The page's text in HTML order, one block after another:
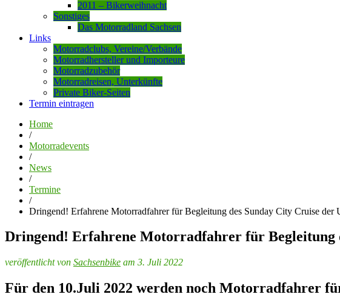
2011 – Bikerweihnacht
Sonstiges
Das Motorradland Sachsen
Links
Motorradclubs, Vereine/Verbände
Motorradhersteller und Importeure
Motorradzubehör
Motorradreisen, Unterkünfte
Private Biker-Seiten
Termin eintragen
Home
/
Motorradevents
/
News
/
Termine
/
Dringend! Erfahrene Motorradfahrer für Begleitung des Sunday City Cruise der
Dringend! Erfahrene Motorradfahrer für Begleitung
veröffentlicht von Sachsenbike am 3. Juli 2022
Für den 10.Juli 2022 werden noch Motorradfahrer